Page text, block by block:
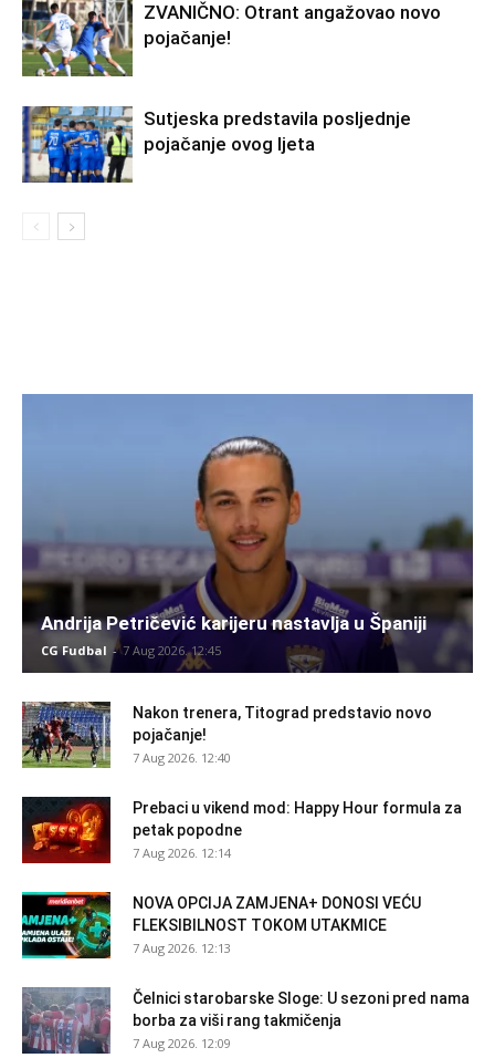
ZVANIČNO: Otrant angažovao novo
pojačanje!
Sutjeska predstavila posljednje
pojačanje ovog ljeta
Andrija Petričević karijeru nastavlja u Španiji
CG Fudbal - 7 Aug 2026. 12:45
Nakon trenera, Titograd predstavio novo
pojačanje!
7 Aug 2026. 12:40
Prebaci u vikend mod: Happy Hour formula za
petak popodne
7 Aug 2026. 12:14
NOVA OPCIJA ZAMJENA+ DONOSI VEĆU
FLEKSIBILNOST TOKOM UTAKMICE
7 Aug 2026. 12:13
Čelnici starobarske Sloge: U sezoni pred nama
borba za viši rang takmičenja
7 Aug 2026. 12:09